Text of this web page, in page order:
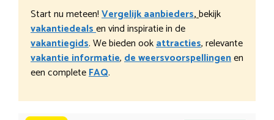
Start nu meteen!Vergelijk aanbieders,bekijk
vakantiedealsen vind inspiratie in de
vakantiegids. We bieden ookattracties, relevante
vakantie informatie,de weersvoorspellingenen
een completeFAQ.